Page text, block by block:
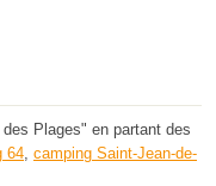
Plages" en partant des
64 camping Saint-Jean-de-